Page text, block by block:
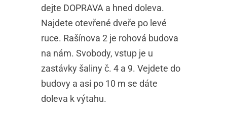
dejte DOPRAVA a hned doleva.
Najdete otevřené dveře po levé
ruce. Rašínova 2 je rohová budova
na nám. Svobody, vstup je u
zastávky šaliny č. 4 a 9. Vejdete do
budovy a asi po 10 m se dáte
doleva k výtahu.